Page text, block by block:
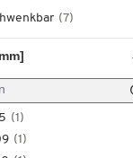
(7)
(1)
(1)